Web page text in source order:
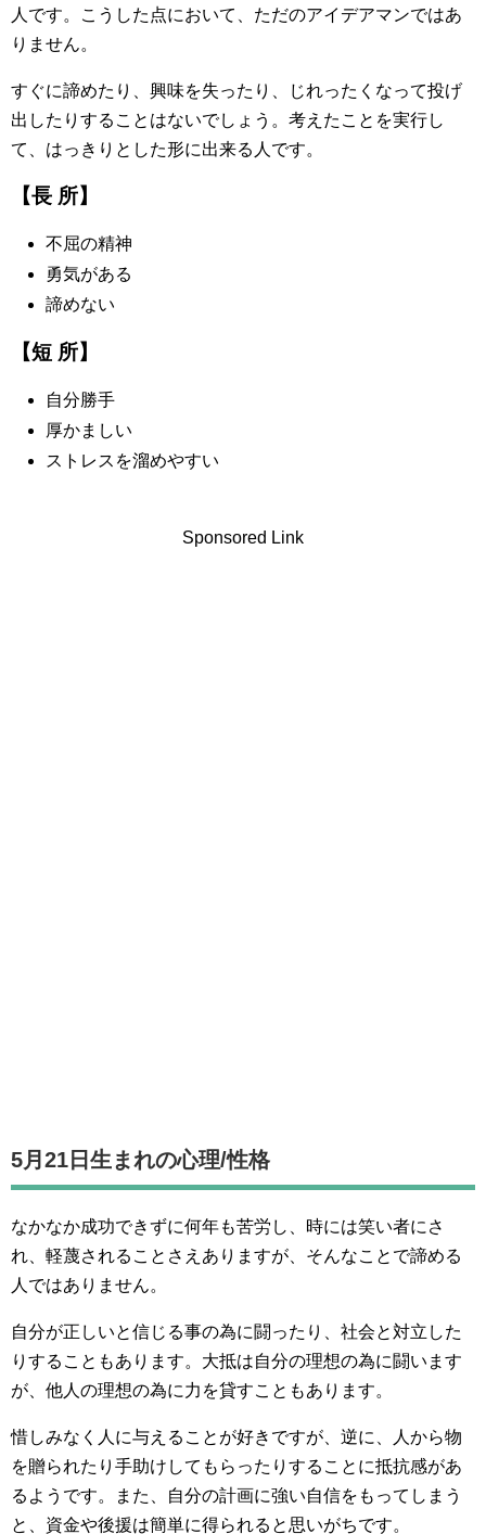
人です。こうした点において、ただのアイデアマンではあ
りません。
すぐに諦めたり、興味を失ったり、じれったくなって投げ
出したりすることはないでしょう。考えたことを実行し
て、はっきりとした形に出来る人です。
【長 所】
不屈の精神
勇気がある
諦めない
【短 所】
自分勝手
厚かましい
ストレスを溜めやすい
Sponsored Link
5月21日生まれの心理/性格
なかなか成功できずに何年も苦労し、時には笑い者にさ
れ、軽蔑されることさえありますが、そんなことで諦める
人ではありません。
自分が正しいと信じる事の為に闘ったり、社会と対立した
りすることもあります。大抵は自分の理想の為に闘います
が、他人の理想の為に力を貸すこともあります。
惜しみなく人に与えることが好きですが、逆に、人から物
を贈られたり手助けしてもらったりすることに抵抗感があ
るようです。また、自分の計画に強い自信をもってしまう
と、資金や後援は簡単に得られると思いがちです。